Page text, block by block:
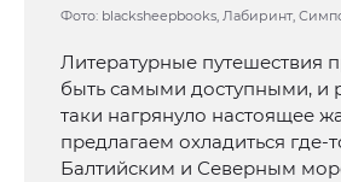
Фото: blacksheepbooks, Лабиринт,
Литературные путешествия
быть самыми доступными, и
таки нагрянуло настоящее
предлагаем охладиться где-
Балтийским и Северным